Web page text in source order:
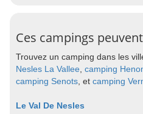
Ces campings
Trouvez un camping dans les
Nesles La Vallee camping
camping Senots , et camping
Le Val De Nesles